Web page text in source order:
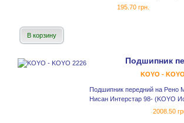
195.70 грн.
В корзину
Подшипник
KOYO -
Подшипник передний на Рено
Нисан Интерстар 98- (KOYO
2008.50